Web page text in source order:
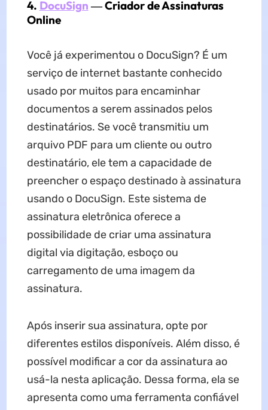
4. DocuSign― Criador de Assinaturas
Online
Você já experimentou o DocuSign? É um
serviço de internet bastante conhecido
usado por muitos para encaminhar
documentos a serem assinados pelos
destinatários. Se você transmitiu um
arquivo PDF para um cliente ou outro
destinatário, ele tem a capacidade de
preencher o espaço destinado à assinatura
usando o DocuSign. Este sistema de
assinatura eletrônica oferece a
possibilidade de criar uma assinatura
digital via digitação, esboço ou
carregamento de uma imagem da
assinatura.
Após inserir sua assinatura, opte por
diferentes estilos disponíveis. Além disso, é
possível modificar a cor da assinatura ao
usá-la nesta aplicação. Dessa forma, ela se
apresenta como uma ferramenta confiável